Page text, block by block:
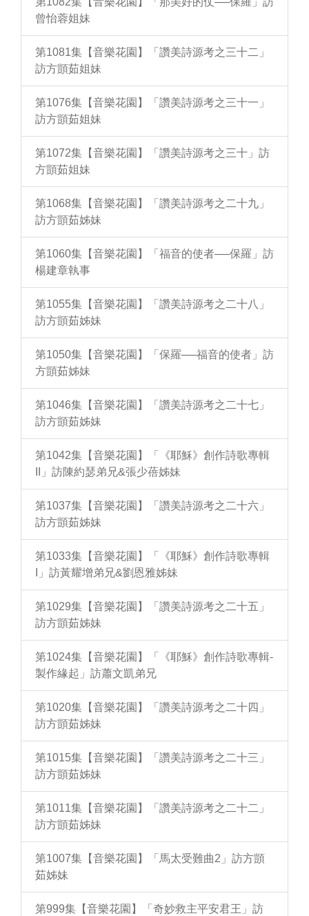
曾怡蓉姐妹
第1081集【音樂花園】「讚美詩源考之三十二」
訪方顗茹姐妹
第1076集【音樂花園】「讚美詩源考之三十一」
訪方顗茹姐妹
第1072集【音樂花園】「讚美詩源考之三十」訪
方顗茹姐妹
第1068集【音樂花園】「讚美詩源考之二十九」
訪方顗茹姊妹
第1060集【音樂花園】「福音的使者──保羅」訪
楊建章執事
第1055集【音樂花園】「讚美詩源考之二十八」
訪方顗茹姊妹
第1050集【音樂花園】「保羅──福音的使者」訪
方顗茹姊妹
第1046集【音樂花園】「讚美詩源考之二十七」
訪方顗茹姊妹
第1042集【音樂花園】「《耶穌》創作詩歌專輯
II」訪陳約瑟弟兄&張少蓓姊妹
第1037集【音樂花園】「讚美詩源考之二十六」
訪方顗茹姊妹
第1033集【音樂花園】「《耶穌》創作詩歌專輯
I」訪黃耀增弟兄&劉恩雅姊妹
第1029集【音樂花園】「讚美詩源考之二十五」
訪方顗茹姊妹
第1024集【音樂花園】「《耶穌》創作詩歌專輯-
製作緣起」訪蕭文凱弟兄
第1020集【音樂花園】「讚美詩源考之二十四」
訪方顗茹姊妹
第1015集【音樂花園】「讚美詩源考之二十三」
訪方顗茹姊妹
第1011集【音樂花園】「讚美詩源考之二十二」
訪方顗茹姊妹
第1007集【音樂花園】「馬太受難曲2」訪方顗
茹姊妹
第999集【音樂花園】「奇妙救主平安君王」訪